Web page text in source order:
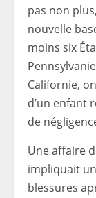
pas non
nouvelle
moins six
Californie,
d’un enfant
de
Une affaire
impliquait
blessures